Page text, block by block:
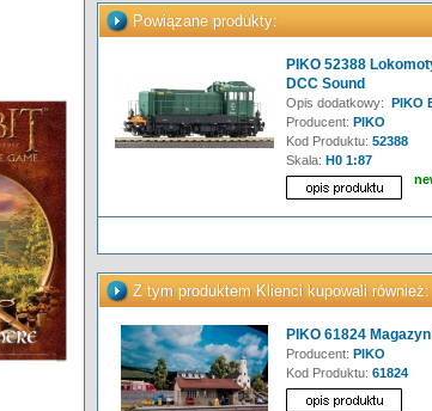
Powiązane produkty:
PIKO 52388
DCC Sound
Opis dodatkowy: PIKO
Producent: PIKO
Kod Produktu: 52388
Skala: H0 1:87
Z tym produktem Klienci kupowali również:
PIKO 61824
Producent: PIKO
Kod Produktu: 61824